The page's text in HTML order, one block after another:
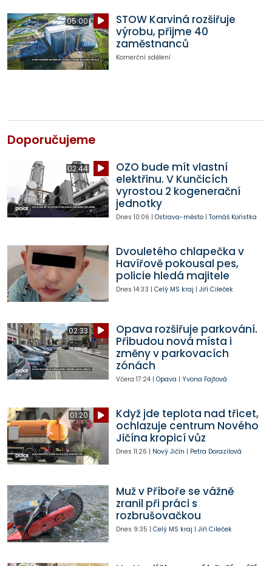
05:00
STOW Karviná rozšiřuje
výrobu, přijme 40
zaměstnanců
Komerční sdělení
Doporučujeme
02:44
OZO bude mít vlastní
elektřinu. V Kunčicích
vyrostou 2 kogenerační
jednotky
Dnes 10:06 | Ostrava-město| Tomáš Kořistka
Dvouletého chlapečka v
Havířově pokousal pes,
policie hledá majitele
Dnes 14:33 | Celý MS kraj | Jiří Cileček
02:33
Opava rozšiřuje parkování.
Přibudou nová místa i
změny v parkovacích
zónách
Včera 17:24| Opava | Yvona Fajtová
01:20
Když jde teplota nad třicet,
ochlazuje centrum Nového
Jičína kropicí vůz
Dnes 11:26 | Nový Jičín | Petra Dorazilová
Muž v Příboře se vážně
zranil při práci s
rozbrušovačkou
Dnes 9:35 | Celý MS kraj | Jiří Cileček